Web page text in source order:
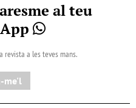
al teu
revista a les teves mans.
me'l